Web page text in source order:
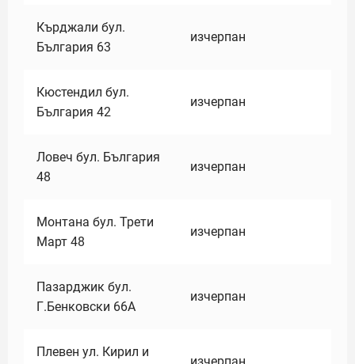
Кърджали бул.
България 63
изчерпан
Кюстендил бул.
България 42
изчерпан
Ловеч бул. България
48
изчерпан
Монтана бул. Трети
Март 48
изчерпан
Пазарджик бул.
Г.Бенковски 66А
изчерпан
Плевен ул. Кирил и